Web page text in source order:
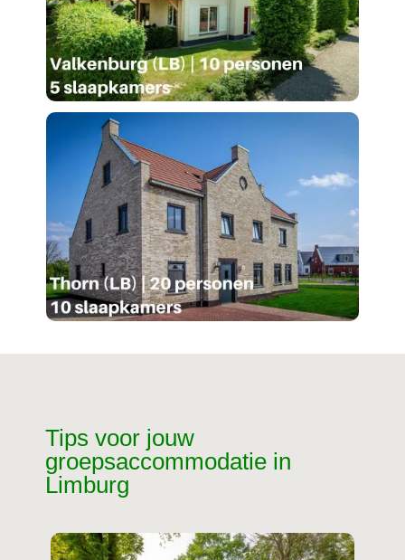
Tips voor jouw
groepsaccommodatie in
Limburg